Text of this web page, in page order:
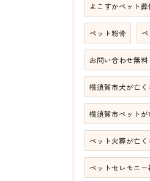
よこすかペット葬
ペット粉骨
お問い合わせ無料
横須賀市犬が亡く
横須賀市ペットが
ペット火葬が亡く
ペットセレモニー